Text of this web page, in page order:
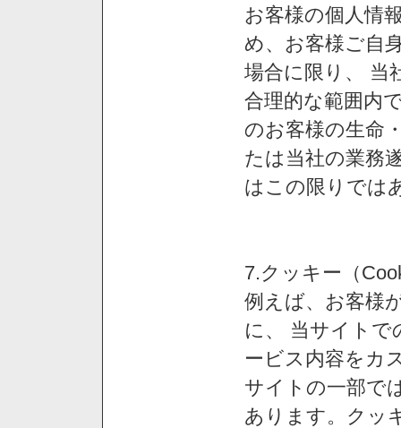
お客様の個人情
め、お客様ご自
場合に限り、 当
合理的な範囲内
のお客様の生命
たは当社の業務
はこの限りでは
7.クッキー（
例えば、お客様
に、 当サイトで
ービス内容をカ
サイトの一部で
あります。クッ